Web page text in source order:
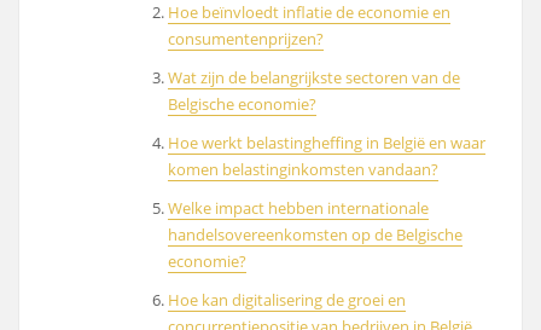
Hoe beïnvloedt inflatie de economie en
consumentenprijzen?
Wat zijn de belangrijkste sectoren van de
Belgische economie?
Hoe werkt belastingheffing in België en waar
komen belastinginkomsten vandaan?
Welke impact hebben internationale
handelsovereenkomsten op de Belgische
economie?
Hoe kan digitalisering de groei en